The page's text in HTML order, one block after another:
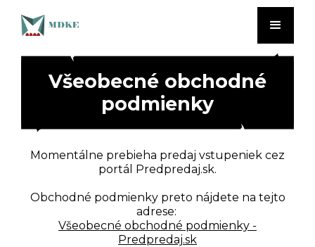
Všeobecné obchodné
podmienky
Momentálne prebieha predaj vstupeniek cez
portál Predpredaj.sk.
Obchodné podmienky preto nájdete na tejto
adrese:
Všeobecné obchodné podmienky -
Predpredaj.sk